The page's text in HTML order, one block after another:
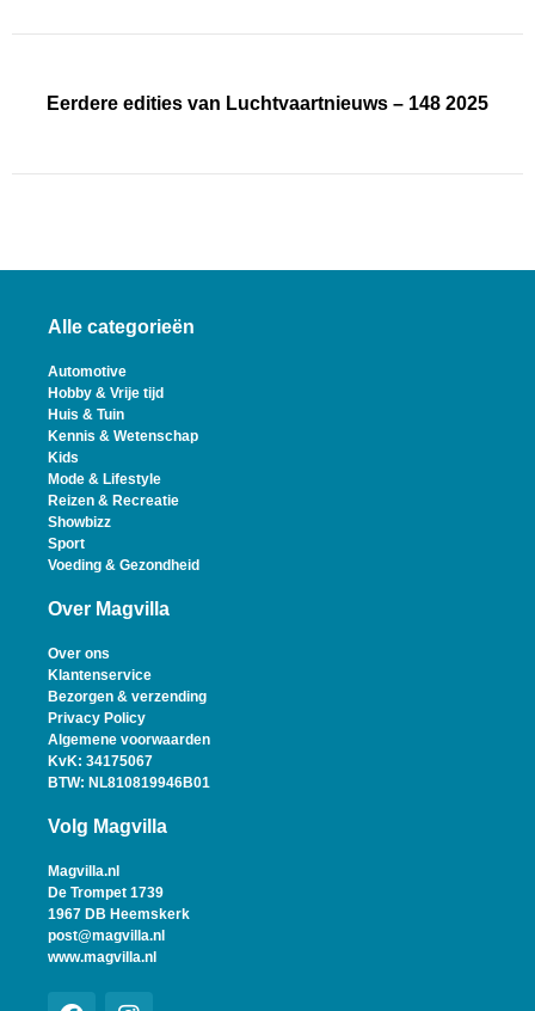
Eerdere edities van Luchtvaartnieuws – 148 2025
Alle categorieën
Automotive
Hobby & Vrije tijd
Huis & Tuin
Kennis & Wetenschap
Kids
Mode & Lifestyle
Reizen & Recreatie
Showbizz
Sport
Voeding & Gezondheid
Over Magvilla
Over ons
Klantenservice
Bezorgen & verzending
Privacy Policy
Algemene voorwaarden
KvK: 34175067
BTW: NL810819946B01
Volg Magvilla
Magvilla.nl
De Trompet 1739
1967 DB Heemskerk
post@magvilla.nl
www.magvilla.nl